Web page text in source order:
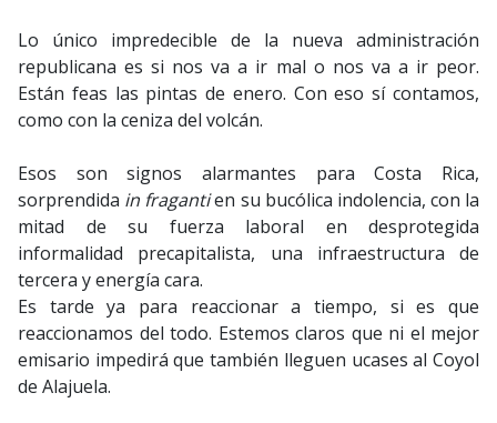
Lo único impredecible de la nueva administración
republicana es si nos va a ir mal o nos va a ir peor.
Están feas las pintas de enero. Con eso sí contamos,
como con la ceniza del volcán.
Esos son signos alarmantes para Costa Rica,
sorprendida in fragantien su bucólica indolencia, con la
mitad de su fuerza laboral en desprotegida
informalidad precapitalista, una infraestructura de
tercera y energía cara.
Es tarde ya para reaccionar a tiempo, si es que
reaccionamos del todo. Estemos claros que ni el mejor
emisario impedirá que también lleguen ucases al Coyol
de Alajuela.